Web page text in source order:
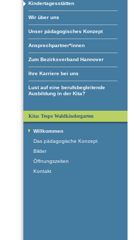
Kindertagesstätten
Wir über uns
Unser pädagogisches Konzept
Ansprechpartner*innen
Zum Bezirksverband Hannover
Ihre Karriere bei uns
Lust auf eine berufsbegleitende
Ausbildung in der Kita?
Kita: Tespe Waldkindergarten
Willkommen
Das pädagogische Konzept
Bilder
Öffnungszeiten
Kontakt